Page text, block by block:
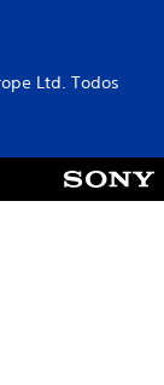
Ltd. Todos